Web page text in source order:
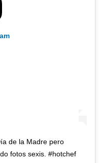
de la Madre pero
fotos sexis. #hotchef